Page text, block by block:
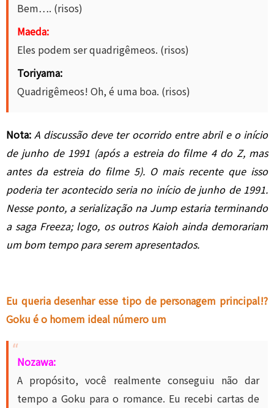
Bem…. (risos)
Maeda:
Eles podem ser quadrigêmeos. (risos)
Toriyama:
Quadrigêmeos! Oh, é uma boa. (risos)
Nota: A discussão deve ter ocorrido entre abril e o início
de junho de 1991 (após a estreia do filme 4 do Z, mas
antes da estreia do filme 5). O mais recente que isso
poderia ter acontecido seria no início de junho de 1991.
Nesse ponto, a serialização na Jump estaria terminando
a saga Freeza; logo, os outros Kaioh ainda demorariam
um bom tempo para serem apresentados.
Eu queria desenhar esse tipo de personagem principal!?
Goku é o homem ideal número um
Nozawa:
A propósito, você realmente conseguiu não dar
tempo a Goku para o romance. Eu recebi cartas de